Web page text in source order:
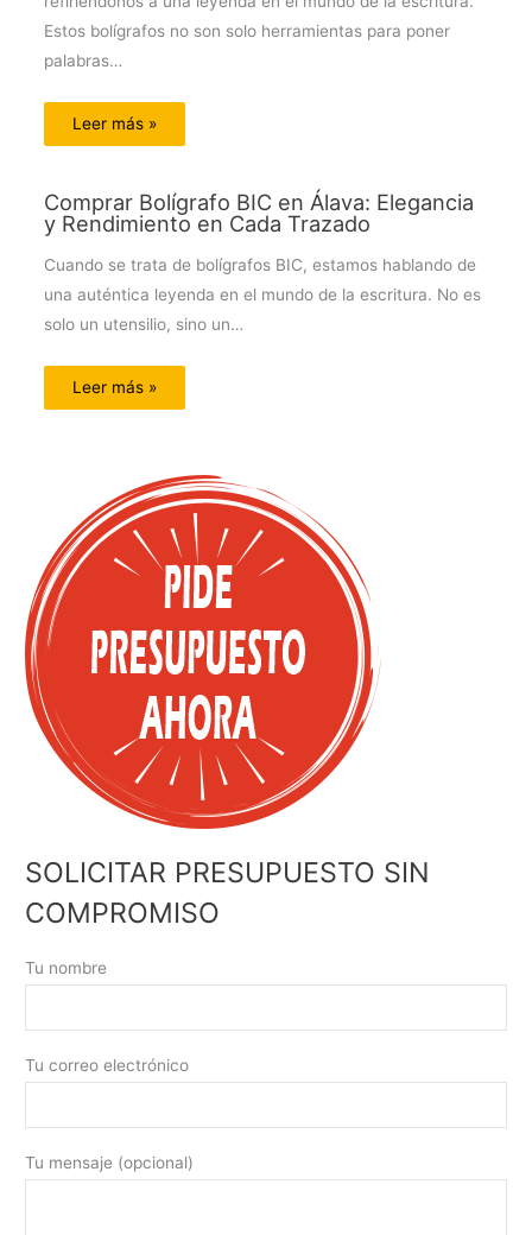
Estos bolígrafos no son solo herramientas para poner
palabras…
Leer más »
Comprar Bolígrafo BIC en Álava: Elegancia
y Rendimiento en Cada Trazado
Cuando se trata de bolígrafos BIC, estamos hablando de
una auténtica leyenda en el mundo de la escritura. No es
solo un utensilio, sino un…
Leer más »
SOLICITAR PRESUPUESTO SIN
COMPROMISO
Tu nombre
Tu correo electrónico
Tu mensaje (opcional)